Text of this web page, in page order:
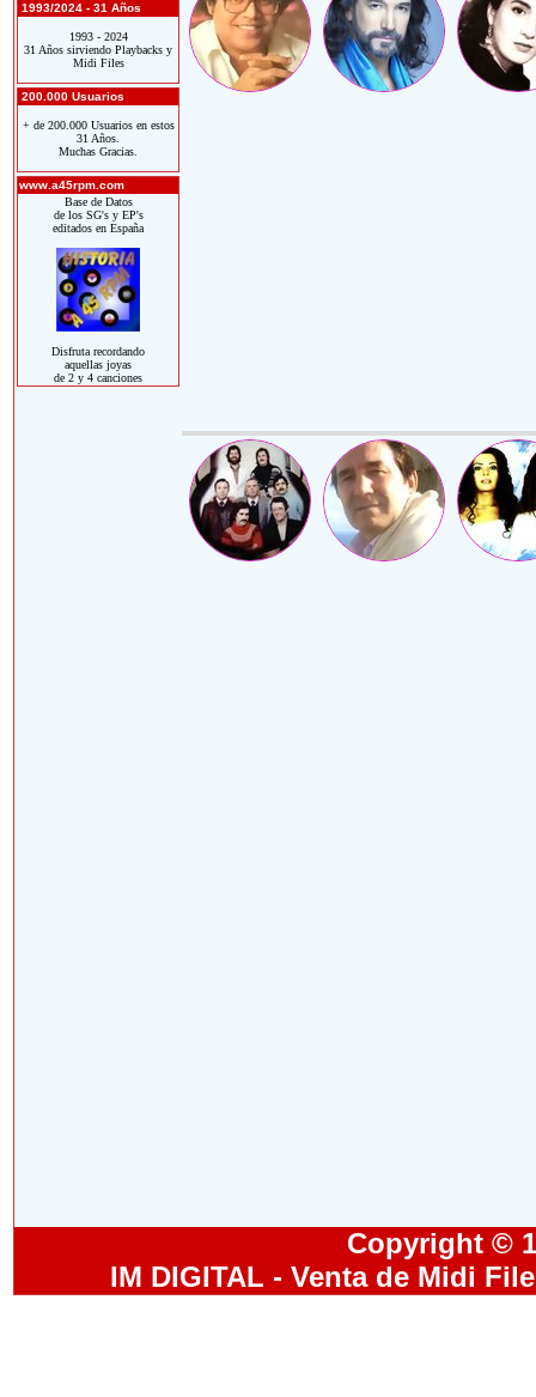
1993/2024 - 31 Años
1993 - 2024
31 Años sirviendo Playbacks y
Midi Files
200.000 Usuarios
+ de 200.000 Usuarios en estos
31 Años.
Muchas Gracias.
www.a45rpm.com
Base de Datos
de los SG's y EP's
editados en España
Disfruta recordando
aquellas joyas
de 2 y 4 canciones
Copyright ©
IM DIGITAL - Venta de Midi